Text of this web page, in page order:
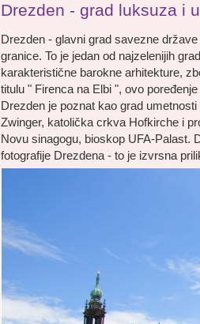
Drezden - grad luksuza i
Drezden - glavni grad savezne
granice. To je jedan od najzelenijih
karakteristične barokne arhitekture,
titulu " Firenca na Elbi ", ovo
Drezden je poznat kao grad
Zwinger, katolička crkva Hofkirche i
Novu sinagogu, bioskop UFA-Palast.
fotografije Drezdena - to je izvrsna